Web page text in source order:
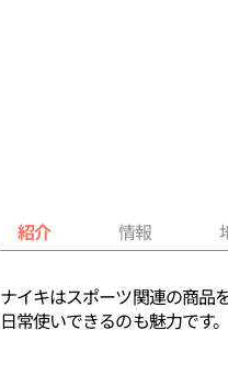
紹介 情報
ナイキはスポーツ関連の商品
日常使いできるのも魅力です。